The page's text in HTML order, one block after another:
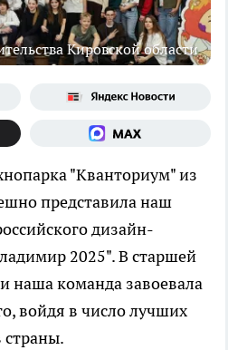
Кировской области
"Кванториум" из
представила наш
дизайн-
2025". В старшей
наша команда завоевала
войдя в число лучших